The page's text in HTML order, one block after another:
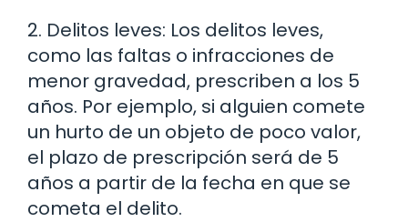
2. Delitos leves: Los delitos leves,
como las faltas o infracciones de
menor gravedad, prescriben a los 5
años. Por ejemplo, si alguien comete
un hurto de un objeto de poco valor,
el plazo de prescripción será de 5
años a partir de la fecha en que se
cometa el delito.